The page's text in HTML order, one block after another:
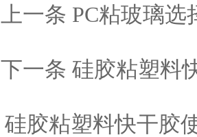
上一条 PC粘玻璃
下一条 硅胶粘塑料
硅胶粘塑料快干胶